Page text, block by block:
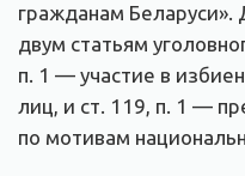
гражданам
двум статьям
п. 1 — участие в
лиц, и ст. 119, п. 1 —
по мотивам